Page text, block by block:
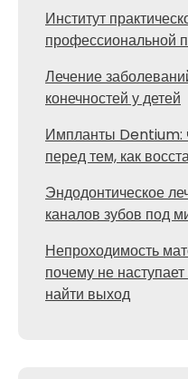
Институт
профессиональной
Лечение
конечностей у детей
Импланты Dentium:
перед тем, как
Эндодонтическое
каналов зубов под
Непроходимость
почему не
найти выход